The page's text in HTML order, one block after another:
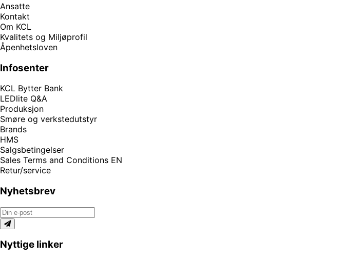
Ansatte
Kontakt
Om KCL
Kvalitets og Miljøprofil
Åpenhetsloven
Infosenter
KCL Bytter Bank
LEDlite Q&A
Produksjon
Smøre og verkstedutstyr
Brands
HMS
Salgsbetingelser
Sales Terms and Conditions EN
Retur/service
Nyhetsbrev
Nyttige linker